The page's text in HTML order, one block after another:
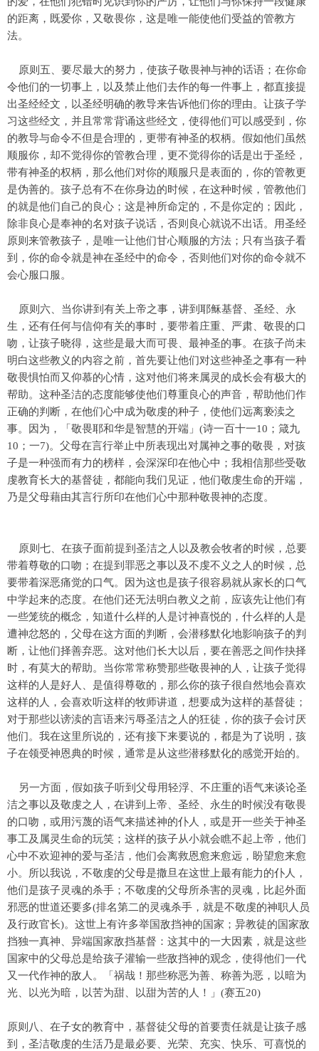
的距离，既爱你，又敬畏你，这是唯一能使他们受益的管教方
法。
原则五、要尽最大的努力，使孩子敬畏神与神的话语；在你命
令他们的一切事上，以及禁止他们去作的每一件事上，都直接提
出圣经经文，以圣经明确的教导来告诉他们你的理由。让孩子学
习这些经文，并且常常背诵这些经文，使得他们可以感受到，你
的教导与命令不但是合理的，更带有神圣的权柄。假如他们虽然
顺服你，却不觉得你的管教合理，更不觉得你的话是出于圣经，
带有神圣的权柄，那么他们对你的顺服只是表面的，你的管教更
是伪善的。孩子总有不在你身边的时候，在这种时候，管教他们
的就是他们自己的良心；这是神所命定的，不是你定的；因此，
除非良心是奉神的名对孩子说话，否则良心就说不出话。用圣经
原则来管教孩子，是唯一让他们甘心顺服的方法；只有当孩子看
到，你的命令就是神在圣经中的命令，否则他们对你的命令就不
会心服口服。
原则六、当你讲到有关上帝之事，讲到耶稣基督、圣经、永
生，还有任何与信仰有关的事时，要带着庄重、严肃、敬畏的口
吻，让孩子晓得，这些是最大而可畏、最神圣的事。在孩子尚未
明白这些教义的内容之前，首先要让他们对这些神圣之事有一种
敬畏惧怕而又仰慕的心情，这对他们将来属灵的成长会有极大的
帮助。这种圣洁的态度能够使他们尊重良心的声音，帮助他们作
正确的判断，在他们心中成为敬虔的种子，使他们远离亵渎之
事。因为，「敬畏耶和华是智慧的开端」(诗一百十一10；箴九
10；一7)。父母在言行举止中所表现出对属神之事的敬畏，对孩
子是一种强而有力的榜样，会深深印在他心中；我相信那些受敬
虔教育长大的基督徒，都能向我们见证，他们敬虔生命的开端，
乃是父母藉由其言行所印在他们心中那种敬畏神的态度。
原则七、在孩子面前提到圣洁之人以及教会牧者的时候，总要
带着尊敬的口吻；在提到罪恶之事以及不虔不义之人的时候，总
要带着深恶痛觉的口气。因为这也是孩子很容易就从家长的口气
中学起来的态度。在他们还无法明白教义之前，应该先让他们有
一些笼统的概念，知道什么样的人是讨神喜悦的，什么样的人是
遭神忿怒的，父母在这方面的判断，会潜移默化地影响孩子的判
断，让他们择善弃恶。这对他们长大以后，要在善恶之间作抉择
时，有莫大的帮助。当你常常称赞那些敬畏神的人，让孩子觉得
这样的人是好人、是值得尊敬的，那么你的孩子很自然地会喜欢
这样的人，会喜欢听这样的牧师讲道，想要成为这样的基督徒；
对于那些以谤渎的言语来污辱圣洁之人的狂徒，你的孩子会讨厌
他们。我在这里所说的，还有接下来要说的，都是为了说明，孩
子在领受神恩典的时候，通常是从这些潜移默化的感觉开始的。
另一方面，假如孩子听到父母用轻浮、不庄重的语气来谈论圣
洁之事以及敬虔之人，在讲到上帝、圣经、永生的时候没有敬畏
的口吻，或用污蔑的语气来描述神的仆人，或是开一些关于神圣
事工及属灵生命的玩笑；这样的孩子从小就会瞧不起上帝，他们
心中不欢迎神的爱与圣洁，他们会离救恩愈来愈远，盼望愈来愈
小。所以我说，不敬虔的父母是撒旦在这世上最有能力的仆人，
他们是孩子灵魂的杀手；不敬虔的父母所杀害的灵魂，比起外面
邪恶的世道还要多(排名第二的灵魂杀手，就是不敬虔的神职人员
及行政官长)。这世上有许多举国敌挡神的国家；异教徒的国家敌
挡独一真神、异端国家敌挡基督：这其中的一大因素，就是这些
国家中的父母总是给孩子灌输一些敌挡神的观念，使得他们一代
又一代作神的敌人。「祸哉！那些称恶为善、称善为恶，以暗为
光、以光为暗，以苦为甜、以甜为苦的人！」(赛五20)
原则八、在子女的教育中，基督徒父母的首要责任就是让孩子感
到，圣洁敬虔的生活乃是最必要、光荣、充实、快乐、可喜悦的